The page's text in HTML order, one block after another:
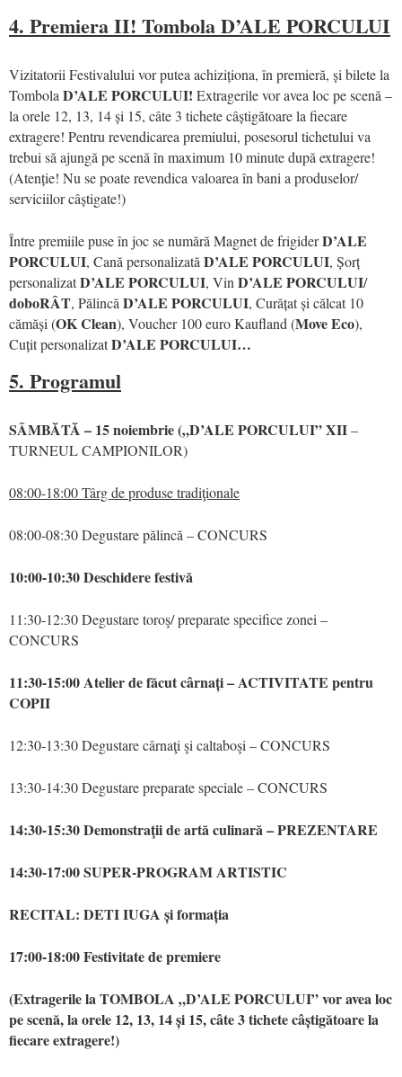
4. Premiera II! Tombola D’ALE PORCULUI
Vizitatorii Festivalului vor putea achiziționa, în premieră, și bilete la
Tombola D’ALE PORCULUI! Extragerile vor avea loc pe scenă –
la orele 12, 13, 14 și 15, câte 3 tichete câștigătoare la fiecare
extragere! Pentru revendicarea premiului, posesorul tichetului va
trebui să ajungă pe scenă în maximum 10 minute după extragere!
(Atenție! Nu se poate revendica valoarea în bani a produselor/
serviciilor câștigate!)
Între premiile puse în joc se numără Magnet de frigiderD’ALE
PORCULUI, Cană personalizată D’ALE PORCULUI, Șorț
personalizatD’ALE PORCULUI, Vin D’ALE PORCULUI/
doboRÂT, Pălincă D’ALE PORCULUI, Curățat și călcat 10
cămăși (OK Clean), Voucher 100 euro Kaufland (Move Eco),
Cuțit personalizatD’ALE PORCULUI…
5. Programul
SÂMBĂTĂ – 15 noiembrie („D’ALE PORCULUI” XII–
TURNEUL CAMPIONILOR)
08:00-18:00 Târg de produse tradiţionale
08:00-08:30 Degustare pălincă – CONCURS
10:00-10:30 Deschidere festivă
11:30-12:30 Degustare toroş/ preparate specifice zonei –
CONCURS
11:30-15:00 Atelier de făcut cârnați – ACTIVITATE pentru
COPII
12:30-13:30 Degustare cârnaţi şi caltaboşi – CONCURS
13:30-14:30 Degustare preparate speciale – CONCURS
14:30-15:30 Demonstraţii de artă culinară – PREZENTARE
14:30-17:00 SUPER-PROGRAM ARTISTIC
RECITAL: DETI IUGA și formația
17:00-18:00 Festivitate de premiere
(Extragerile la TOMBOLA „D’ALE PORCULUI” vor avea loc
pe scenă, la orele 12, 13, 14 și 15, câte 3 tichete câștigătoare la
fiecare extragere!)